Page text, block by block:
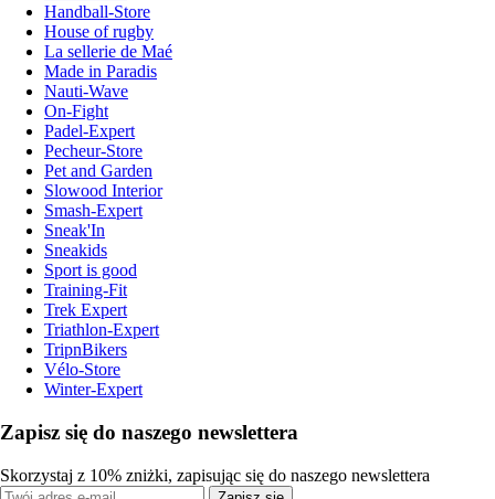
Handball-Store
House of rugby
La sellerie de Maé
Made in Paradis
Nauti-Wave
On-Fight
Padel-Expert
Pecheur-Store
Pet and Garden
Slowood Interior
Smash-Expert
Sneak'In
Sneakids
Sport is good
Training-Fit
Trek Expert
Triathlon-Expert
TripnBikers
Vélo-Store
Winter-Expert
Zapisz się do naszego newslettera
Skorzystaj z 10% zniżki, zapisując się do naszego newslettera